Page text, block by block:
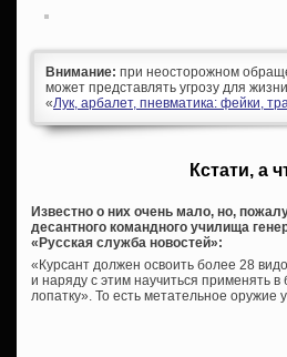
Внимание: при неосторожном
может представлять угрозу для
«Лук, арбалет, пневматика: фейки,
Кстати, а
Известно о них очень мало, но,
десантного командного училища
«Русская служба новостей»:
«Курсант должен освоить более 28
и наряду с этим научиться применять
лопатку». То есть метательное оружие